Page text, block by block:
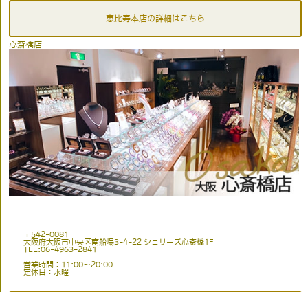
恵比寿本店の詳細はこちら
心斎橋店
〒542-0081
大阪府大阪市中央区南船場3-4-22 シェリーズ心斎橋1F
TEL:06-4963-2841
営業時間：11:00〜20:00
定休日：水曜